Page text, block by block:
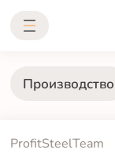
Производство
ProfitSteelTeam